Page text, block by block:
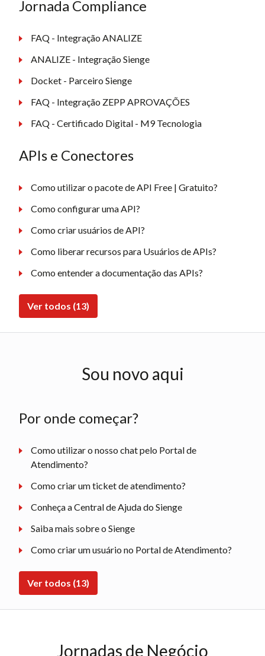
Jornada Compliance
FAQ - Integração ANALIZE
ANALIZE - Integração Sienge
Docket - Parceiro Sienge
FAQ - Integração ZEPP APROVAÇÕES
FAQ - Certificado Digital - M9 Tecnologia
APIs e Conectores
Como utilizar o pacote de API Free | Gratuito?
Como configurar uma API?
Como criar usuários de API?
Como liberar recursos para Usuários de APIs?
Como entender a documentação das APIs?
Ver todos (13)
Sou novo aqui
Por onde começar?
Como utilizar o nosso chat pelo Portal de
Atendimento?
Como criar um ticket de atendimento?
Conheça a Central de Ajuda do Sienge
Saiba mais sobre o Sienge
Como criar um usuário no Portal de Atendimento?
Ver todos (13)
Jornadas de Negócio